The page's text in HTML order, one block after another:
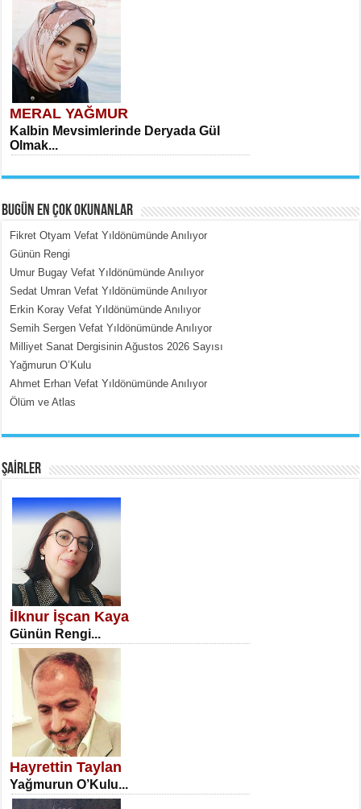
MERAL YAĞMUR
Kalbin Mevsimlerinde Deryada Gül
Olmak...
MEHMET ÇOBAN
İçerdeki Put Dışardaki Maskeler...
SATILMIŞ ÜMİT ÇETİNKAYA
Erkenlik...
NECLA DİLEK ARSLAN
Öğretmenler Günü Mahkemesi...
BUGÜN EN ÇOK OKUNANLAR
Fikret Otyam Vefat Yıldönümünde Anılıyor
Günün Rengi
Umur Bugay Vefat Yıldönümünde Anılıyor
Sedat Umran Vefat Yıldönümünde Anılıyor
Erkin Koray Vefat Yıldönümünde Anılıyor
Semih Sergen Vefat Yıldönümünde Anılıyor
Milliyet Sanat Dergisinin Ağustos 2026 Sayısı
Yağmurun O’Kulu
Ahmet Erhan Vefat Yıldönümünde Anılıyor
Ölüm ve Atlas
ŞAİRLER
İlknur İşcan Kaya
Günün Rengi...
Hayrettin Taylan
Yağmurun O’Kulu...